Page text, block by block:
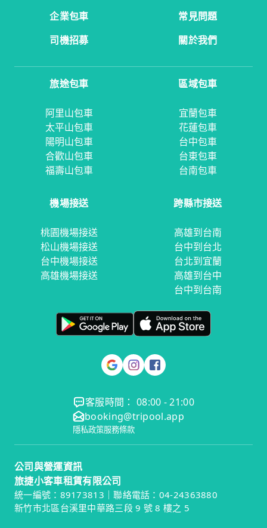
企業包車
常見問題
司機招募
關於我們
旅途包車
阿里山包車
太平山包車
陽明山包車
合歡山包車
福壽山包車
區域包車
宜蘭包車
花蓮包車
台中包車
台東包車
台南包車
機場接送
桃園機場接送
松山機場接送
台中機場接送
高雄機場接送
跨縣市接送
高雄到台南
台中到台北
台北到宜蘭
高雄到台中
台中到台南
客服時間： 08:00 - 21:00
booking@tripool.app
隱私政策服務條款
公司與營運資訊
旅捷小客車租賃有限公司
統一編號：89173813｜聯絡電話：04-24363880
新竹市北區台溪里中華路三段 9 號 8 樓之 5